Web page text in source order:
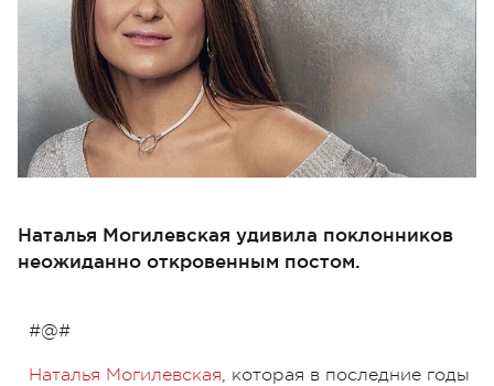
Наталья Могилевская удивила поклонников
неожиданно откровенным постом.
#@#
Наталья Могилевская, которая в последние годы